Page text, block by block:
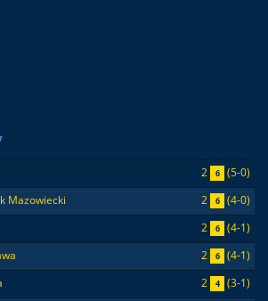
2 6
(5-0)
Mazowiecki 2 6
(4-0)
2 6
(4-1)
2 6
(4-1)
2 4
(3-1)